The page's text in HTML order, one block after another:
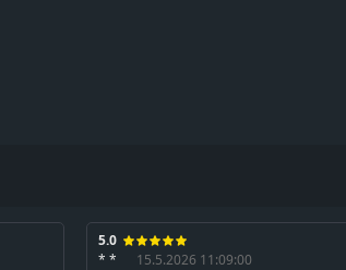
5.0
* *
15.5.2026 11:09:00